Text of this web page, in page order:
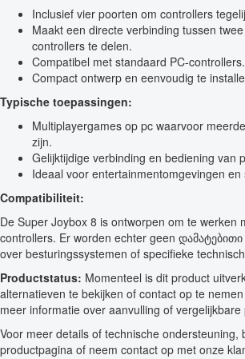
Inclusief vier poorten om controllers
Maakt een directe verbinding tussen twee
controllers te delen.
Compatibel met standaard PC-controllers.
Compact ontwerp en eenvoudig te
Typische toepassingen:
Multiplayergames op pc waarvoor
zijn.
Gelijktijdige verbinding en bediening van
Ideaal voor entertainmentomgevingen
Compatibiliteit:
De Super Joybox 8 is ontworpen om te werken
controllers. Er worden echter geen
over besturingssystemen of specifieke
Productstatus: Momenteel is dit product
alternatieven te bekijken of contact op te
meer informatie over aanvulling of vergelijkbare
Voor meer details of technische ondersteuning,
productpagina of neem contact op met onze